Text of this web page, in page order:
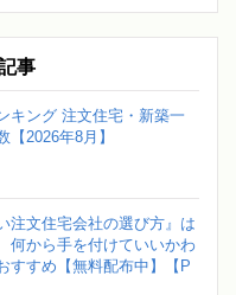
事
キング 注文住宅・新築一
【2026年8月】
注文住宅会社の選び方』は
から手を付けていいかわ
すすめ【無料配布中】【P